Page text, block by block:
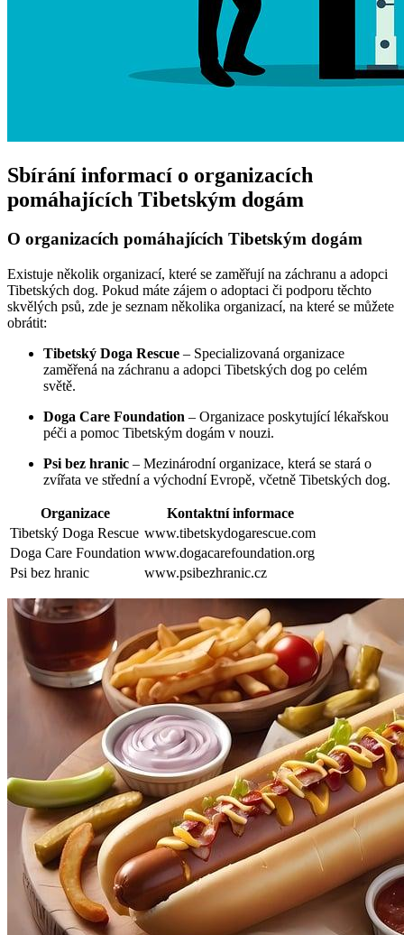
Sbírání informací o organizacích
pomáhajících Tibetským dogám
O organizacích pomáhajících Tibetským dogám
Existuje několik organizací, které se zaměřují na záchranu a adopci
Tibetských dog. Pokud máte zájem o adoptaci či podporu těchto
skvělých psů, zde je seznam několika organizací, na které se můžete
obrátit:
Tibetský Doga Rescue – Specializovaná organizace
zaměřená na záchranu a adopci Tibetských dog po celém
světě.
Doga Care Foundation – Organizace poskytující lékařskou
péči a pomoc Tibetským dogám v nouzi.
Psi bez hranic – Mezinárodní organizace, která se stará o
zvířata ve střední a východní Evropě, včetně Tibetských dog.
Organizace
Kontaktní informace
Tibetský Doga Rescue www.tibetskydogarescue.com
Doga Care Foundation www.dogacarefoundation.org
Psi bez hranic
www.psibezhranic.cz